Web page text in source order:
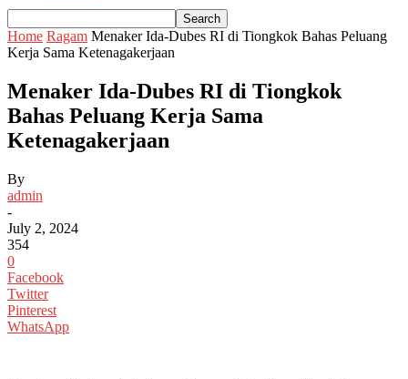
Home Ragam Menaker Ida-Dubes RI di Tiongkok Bahas Peluang
Kerja Sama Ketenagakerjaan
Menaker Ida-Dubes RI di Tiongkok
Bahas Peluang Kerja Sama
Ketenagakerjaan
By
admin
-
July 2, 2024
354
0
Facebook
Twitter
Pinterest
WhatsApp